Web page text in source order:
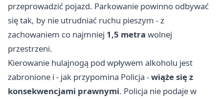
przeprowadzić pojazd. Parkowanie powinno odbywać
się tak, by nie utrudniać ruchu pieszym - z
zachowaniem co najmniej 1,5 metra wolnej
przestrzeni.
Kierowanie hulajnogą pod wpływem alkoholu jest
zabronione i - jak przypomina Policja -wiąże się z
konsekwencjami prawnymi. Policja nie podaje w